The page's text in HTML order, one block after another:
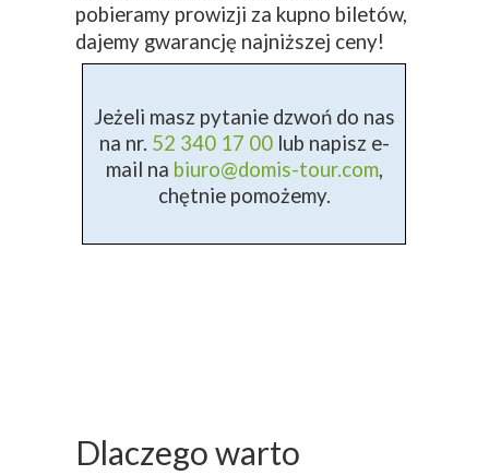
pobieramy prowizji za kupno biletów,
dajemy gwarancję najniższej ceny!
Jeżeli masz pytanie dzwoń do nas
na nr. 52 340 17 00lub napisz e-
mail na biuro@domis-tour.com,
chętnie pomożemy.
Dlaczego warto